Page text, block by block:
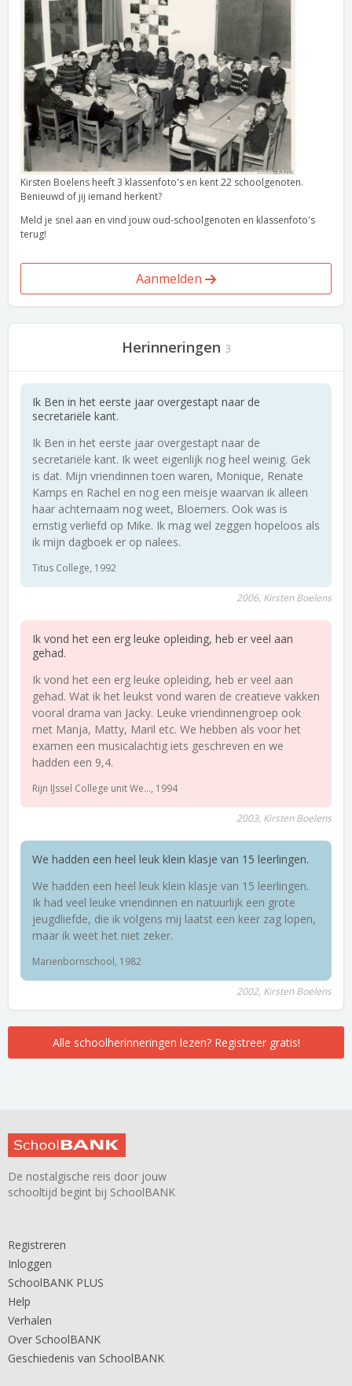
Kirsten Boelens heeft 3 klassenfoto's en kent 22 schoolgenoten.
Benieuwd of jij iemand herkent?
Meld je snel aan en vind jouw oud-schoolgenoten en klassenfoto's
terug!
Aanmelden
Herinneringen 3
Ik Ben in het eerste jaar overgestapt naar de
secretariële kant.
Ik Ben in het eerste jaar overgestapt naar de
secretariële kant. Ik weet eigenlijk nog heel weinig. Gek
is dat. Mijn vriendinnen toen waren, Monique, Renate
Kamps en Rachel en nog een meisje waarvan ik alleen
haar achternaam nog weet, Bloemers. Ook was is
ernstig verliefd op Mike. Ik mag wel zeggen hopeloos als
ik mijn dagboek er op nalees.
Titus College, 1992
2006, Kirsten Boelens
Ik vond het een erg leuke opleiding, heb er veel aan
gehad.
Ik vond het een erg leuke opleiding, heb er veel aan
gehad. Wat ik het leukst vond waren de creatieve vakken
vooral drama van Jacky. Leuke vriendinnengroep ook
met Manja, Matty, Maril etc. We hebben als voor het
examen een musicalachtig iets geschreven en we
hadden een 9,4.
Rijn IJssel College unit We..., 1994
2003, Kirsten Boelens
We hadden een heel leuk klein klasje van 15 leerlingen.
We hadden een heel leuk klein klasje van 15 leerlingen.
Ik had veel leuke vriendinnen en natuurlijk een grote
jeugdliefde, die ik volgens mij laatst een keer zag lopen,
maar ik weet het niet zeker.
Marienbornschool, 1982
2002, Kirsten Boelens
Alle schoolherinneringen lezen? Registreer gratis!
De nostalgische reis door jouw
schooltijd begint bij SchoolBANK
Registreren
Inloggen
SchoolBANK PLUS
Help
Verhalen
Over SchoolBANK
Geschiedenis van SchoolBANK